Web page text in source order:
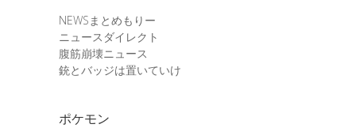
NEWSまとめもりー
ニュースダイレクト
腹筋崩壊ニュース
銃とバッジは置いていけ
ポケモン